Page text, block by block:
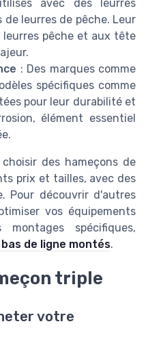
avec des leurres
leurres de pêche. Leur
pêche et aux tête
: Des marques comme
spécifiques comme
pour leur durabilité et
élément essentiel
des hameçons de
prix et tailles, avec des
Pour découvrir d'autres
vos équipements
spécifiques,
de ligne montés.
triple
votre